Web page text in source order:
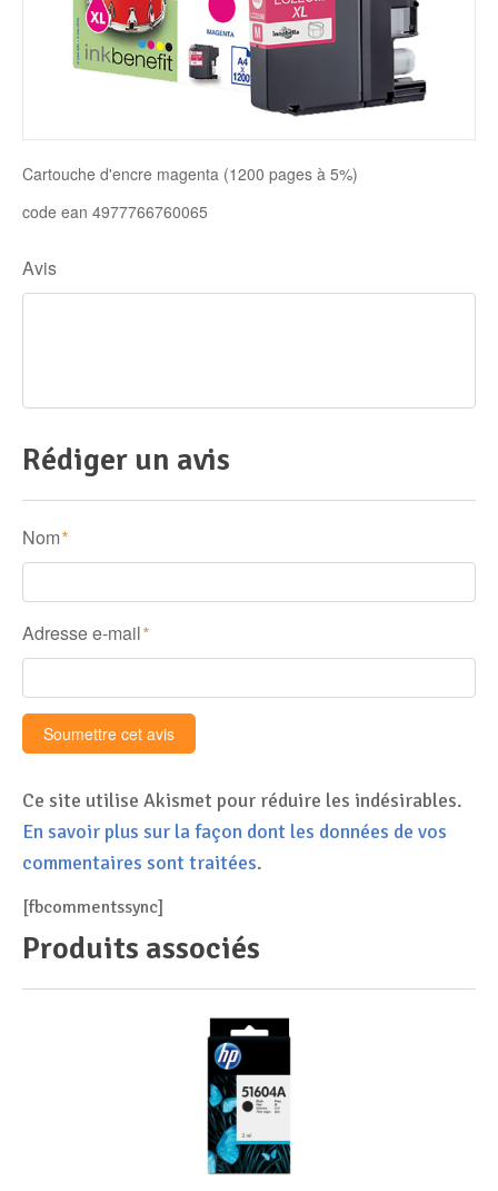
Disque SSD
Cartouche d'encre magenta (1200 pages à 5%)
code ean 4977766760065
Avis
Rédiger un avis
Nom *
Adresse e-mail *
Ce site utilise Akismet pour réduire les indésirables.
En savoir plus sur la façon dont les données de vos
commentaires sont traitées.
[fbcommentssync]
Produits associés